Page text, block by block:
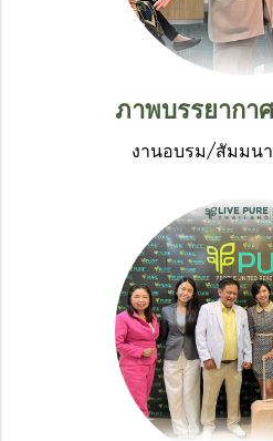
งานอบรม/สัมมนา